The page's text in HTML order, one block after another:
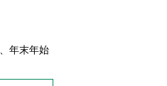
年末年始